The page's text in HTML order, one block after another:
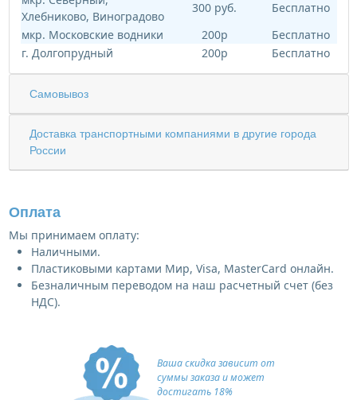
Хлебниково, Виноградово
300 руб.
Бесплатно
мкр. Московские водники
200р
Бесплатно
г. Долгопрудный
200р Бесплатно
Самовывоз
Доставка транспортными компаниями в другие города
России
Оплата
Мы принимаем оплату:
Наличными.
Пластиковыми картами Мир, Visa, MasterCard онлайн.
Безналичным переводом на наш расчетный счет (без
НДС).
Ваша скидка зависит от
суммы заказа и может
достигать 18%